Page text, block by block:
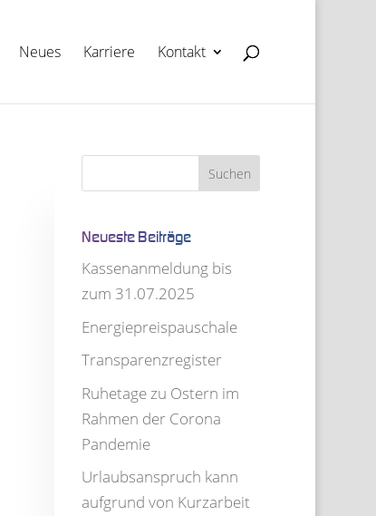
Neues Kar­riere Kon­takt
Neu­este Beiträge
Kas­sen­an­mel­dung bis
zum 31.07.2025
Ener­gie­preis­pau­schale
Trans­pa­renz­re­gis­ter
Ruhe­tage zu Ostern im
Rah­men der Corona
Pandemie
Urlaubs­an­spruch kann
auf­grund von Kurz­ar­beit